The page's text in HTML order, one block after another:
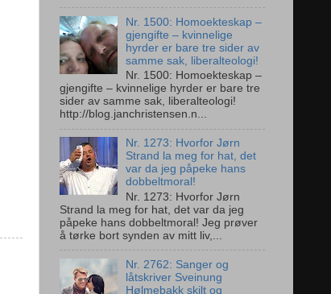
Nr. 1500: Homoekteskap –
gjengifte – kvinnelige
hyrder er bare tre sider av
samme sak, liberalteologi!
Nr. 1500: Homoekteskap –
gjengifte – kvinnelige hyrder er bare tre
sider av samme sak, liberalteologi!
http://blog.janchristensen.n...
Nr. 1273: Hvorfor Jørn
Strand la meg for hat, det
var da jeg påpeke hans
dobbeltmoral!
Nr. 1273: Hvorfor Jørn
Strand la meg for hat, det var da jeg
påpeke hans dobbeltmoral! Jeg prøver
å tørke bort synden av mitt liv,...
Nr. 2762: Sanger og
låtskriver Sveinung
Hølmebakk skilt og